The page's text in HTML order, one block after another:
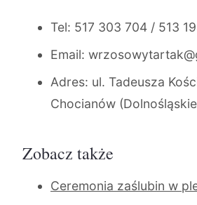
Tel: 517 303 704 / 513
Email:
Adres: ul. Tadeusza
Chocianów
Zobacz także
Ceremonia zaślubin w